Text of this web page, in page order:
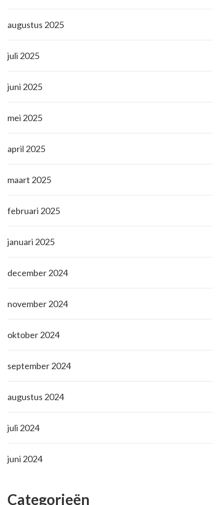
augustus 2025
juli 2025
juni 2025
mei 2025
april 2025
maart 2025
februari 2025
januari 2025
december 2024
november 2024
oktober 2024
september 2024
augustus 2024
juli 2024
juni 2024
Categorieën